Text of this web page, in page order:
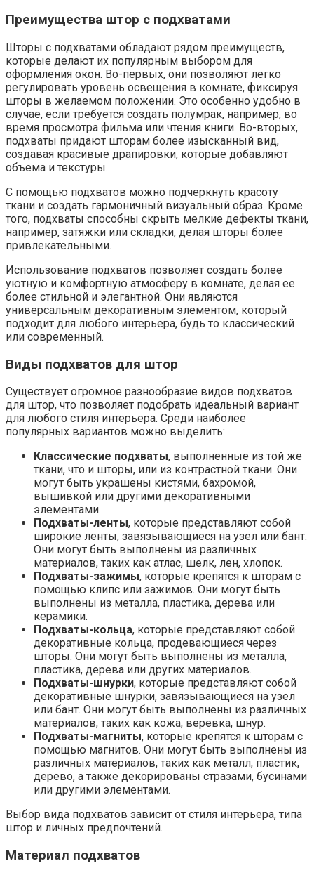
Преимущества штор с подхватами
Шторы с подхватами обладают рядом преимуществ,
которые делают их популярным выбором для
оформления окон. Во-первых, они позволяют легко
регулировать уровень освещения в комнате, фиксируя
шторы в желаемом положении. Это особенно удобно в
случае, если требуется создать полумрак, например, во
время просмотра фильма или чтения книги. Во-вторых,
подхваты придают шторам более изысканный вид,
создавая красивые драпировки, которые добавляют
объема и текстуры.
С помощью подхватов можно подчеркнуть красоту
ткани и создать гармоничный визуальный образ. Кроме
того, подхваты способны скрыть мелкие дефекты ткани,
например, затяжки или складки, делая шторы более
привлекательными.
Использование подхватов позволяет создать более
уютную и комфортную атмосферу в комнате, делая ее
более стильной и элегантной. Они являются
универсальным декоративным элементом, который
подходит для любого интерьера, будь то классический
или современный.
Виды подхватов для штор
Существует огромное разнообразие видов подхватов
для штор, что позволяет подобрать идеальный вариант
для любого стиля интерьера. Среди наиболее
популярных вариантов можно выделить:
Классические подхваты, выполненные из той же
ткани, что и шторы, или из контрастной ткани. Они
могут быть украшены кистями, бахромой,
вышивкой или другими декоративными
элементами.
Подхваты-ленты, которые представляют собой
широкие ленты, завязывающиеся на узел или бант.
Они могут быть выполнены из различных
материалов, таких как атлас, шелк, лен, хлопок.
Подхваты-зажимы, которые крепятся к шторам с
помощью клипс или зажимов. Они могут быть
выполнены из металла, пластика, дерева или
керамики.
Подхваты-кольца, которые представляют собой
декоративные кольца, продевающиеся через
шторы. Они могут быть выполнены из металла,
пластика, дерева или других материалов.
Подхваты-шнурки, которые представляют собой
декоративные шнурки, завязывающиеся на узел
или бант. Они могут быть выполнены из различных
материалов, таких как кожа, веревка, шнур.
Подхваты-магниты, которые крепятся к шторам с
помощью магнитов. Они могут быть выполнены из
различных материалов, таких как металл, пластик,
дерево, а также декорированы стразами, бусинами
или другими элементами.
Выбор вида подхватов зависит от стиля интерьера, типа
штор и личных предпочтений.
Материал подхватов